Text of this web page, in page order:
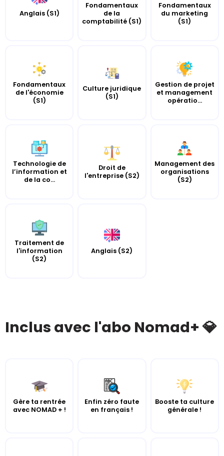
Anglais (S1)
Fondamentaux
de la
comptabilité (S1)
Fondamentaux
du marketing
(S1)
Fondamentaux
de l'économie
(S1)
Culture juridique
(S1)
Gestion de projet
et management
opératio...
Technologie de
l’information et
de la co...
Droit de
l'entreprise (S2)
Management des
organisations
(S2)
Traitement de
l'information
(S2)
Anglais (S2)
Inclus avec l'abo Nomad+ 💎
Gère ta rentrée
avec NOMAD + !
Enfin zéro faute
en français !
Booste ta culture
générale !